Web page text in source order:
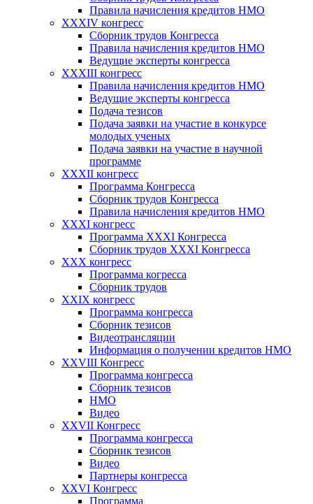
Правила начисления кредитов НМО
XXXIV конгресс
Сборник трудов Конгресса
Правила начисления кредитов НМО
Ведущие эксперты конгресса
XXXIII конгресс
Правила начисления кредитов НМО
Ведущие эксперты конгресса
Подача тезисов
Подача заявки на участие в конкурсе
молодых ученых
Подача заявки на участие в научной
программе
XXXII конгресс
Программа Конгресса
Сборник трудов Конгресса
Правила начисления кредитов НМО
XXXI конгресс
Программа XXXI Конгресса
Сборник трудов XXXI Конгресса
XXX конгресс
Программа когресса
Сборник трудов
XXIX конгресс
Программа конгресса
Сборник тезисов
Видеотрансляции
Информация о получении кредитов НМО
XXVIII Конгресс
Программа конгресса
Сборник тезисов
НМО
Видео
XXVII Конгресс
Программа конгресса
Сборник тезисов
Видео
Партнеры конгресса
XXVI Конгресс
Программа